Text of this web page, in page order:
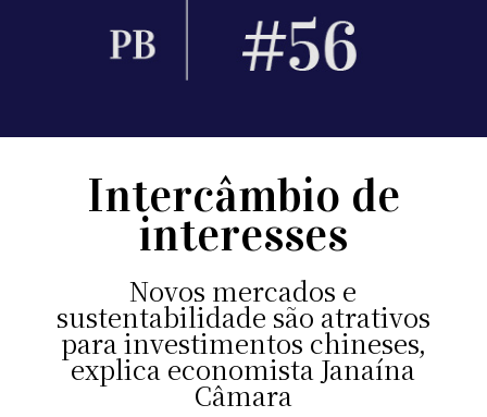
Intercâmbio de
interesses
Novos mercados e
sustentabilidade são atrativos
para investimentos chineses,
explica economista Janaína
Câmara